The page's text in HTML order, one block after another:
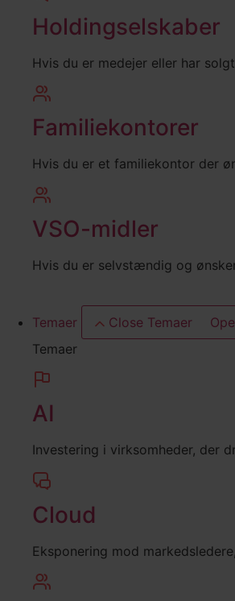
Holdingselskaber
Hvis du er medejer eller har
Familiekontorer
Hvis du er et familiekontor der
VSO-midler
Hvis du er selvstændig og
Temaer Close Temaer
Temaer
AI
Investering i virksomheder, der
Cloud
Eksponering mod